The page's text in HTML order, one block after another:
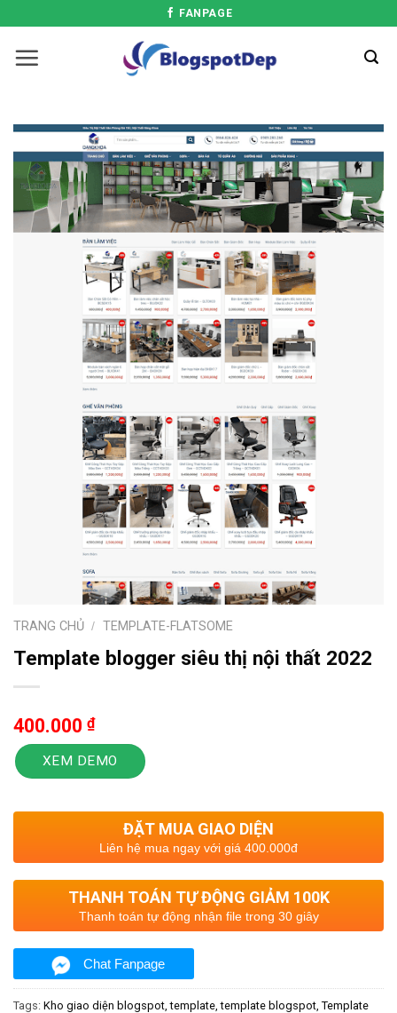
FANPAGE
TRANG CHỦ / TEMPLATE-FLATSOME
Template blogger siêu thị nội thất 2022
400.000 ₫
XEM DEMO
ĐẶT MUA GIAO DIỆN
Liên hệ mua ngay với giá 400.000đ
THANH TOÁN TỰ ĐỘNG GIẢM 100K
Thanh toán tự động nhận file trong 30 giây
Chat Fanpage
Tags: Kho giao diện blogspot template template blogspot Template